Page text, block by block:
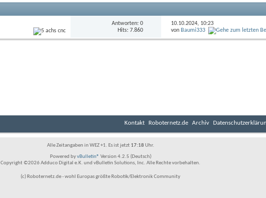
Antworten: 0
Hits: 7.860
10.10.2024, 10:23
vonBaumi333
Kontakt Roboternetz.de Archiv
Alle Zeitangaben in WEZ +1. Es ist jetzt 17:18 Uhr.
Powered byvBulletin® Version 4.2.5 (Deutsch)
Copyright ©2026 Adduco Digital e.K. und vBulletin Solutions, Inc. Alle Rechte vorbehalten.
(c) Roboternetz.de - wohl Europas größte Robotik/Elektronik Community